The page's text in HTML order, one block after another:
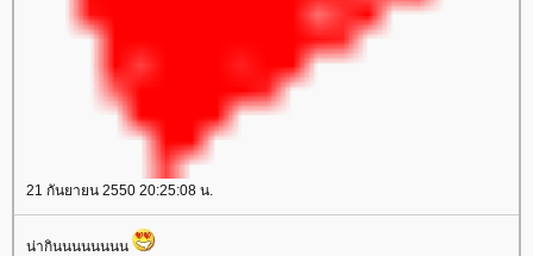
21 กันยายน 2550 20:25:08 น.
น่ากินนนนนนนน